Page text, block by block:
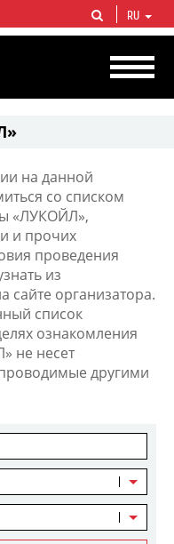
интегрированных
приходится более 2%
запасов углеводородов.
RU
на данной
со списком
«ЛУКОЙЛ»,
и прочих
проведения
из
сайте организатора.
список
ознакомления
не несет
другими